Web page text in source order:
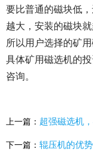
要比普通的磁块低
越大，安装的磁块
所以用户选择的矿
具体矿用磁选机的
咨询。
上一篇： 超强磁选机
下一篇： 辊压机的优